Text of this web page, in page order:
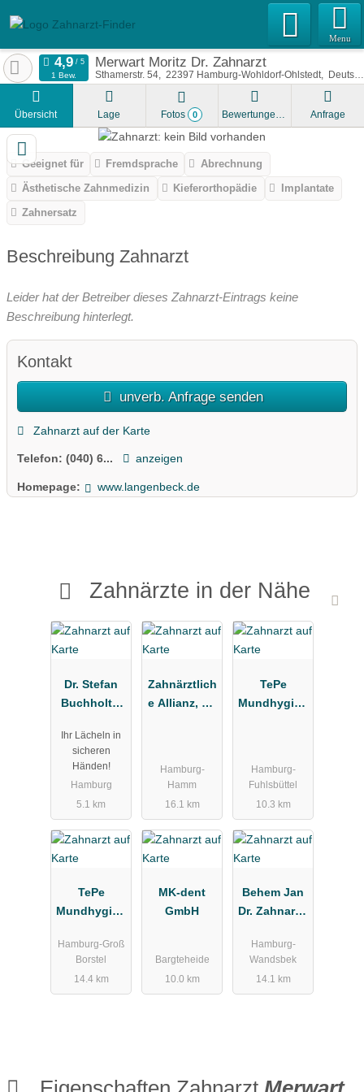
Menu
Merwart Moritz Dr. Zahnarzt
Sthamerstr. 54 22397 Hamburg-Wohldorf-Ohlstedt Deutschland
1 Bew.
Übersicht Lage Fotos 0 Bewertungen Anfrage
Geeignet für Fremdsprache
Abrechnung
Ästhetische Zahnmedizin
Kieferorthopädie
Implantate
Zahnersatz
Beschreibung Zahnarzt
Leider hat der Betreiber dieses Zahnarzt-Eintrags keine
Beschreibung hinterlegt.
Kontakt
unverb. Anfrage senden
Zahnarzt auf der Karte
Telefon: (040) 6... anzeigen
Homepage: www.langenbeck.de
Zahnärzte in der Nähe
Dr. Stefan
Buchholtz,
äde
Ihr Lächeln in
sicheren
Händen!
Hamburg
5.1 km
Zahnärztlich
e Allianz, Dr.
Hamburg-
Hamm
16.1 km
TePe
Mundhygien
Zahnärztebe
Hamburg-
Fuhlsbüttel
10.3 km
TePe
Mundhygien
Vertriebs
GmbH
Zahnärztebe
Hamburg-Groß
Borstel
14.4 km
MK-dent
GmbH
Bargteheide
10.0 km
Behem Jan
Dr. Zahnarzt,
Dr.
Hamburg-
Wandsbek
14.1 km